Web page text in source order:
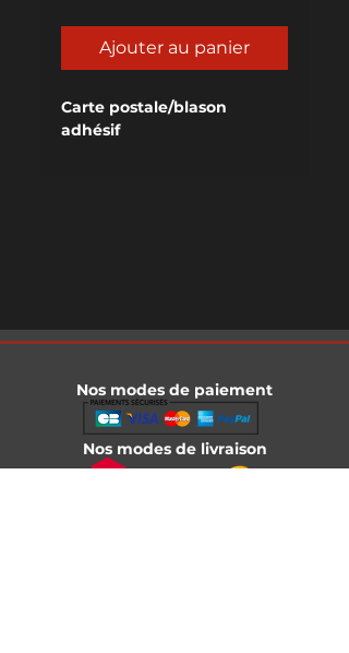
Ajouter au panier
Carte postale/blason
adhésif
Nos modes de paiement
Nos modes de livraison